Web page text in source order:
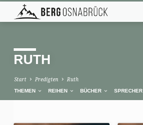
RUTH
Start Predigten Ruth
THEMEN REIHEN BÜCHER SPRECHER